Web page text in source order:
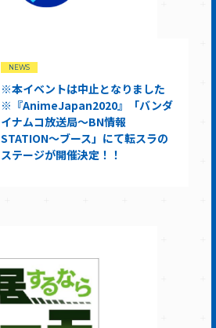
NEWS
※本イベントは中止となりました
※『AnimeJapan2020』「バンダ
イナムコ放送局～BN情報
STATION～ブース」にて転スラの
ステージが開催決定！！